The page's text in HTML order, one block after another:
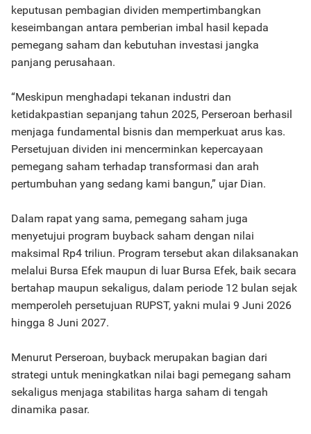
keputusan pembagian dividen mempertimbangkan
keseimbangan antara pemberian imbal hasil kepada
pemegang saham dan kebutuhan investasi jangka
panjang perusahaan.
“Meskipun menghadapi tekanan industri dan
ketidakpastian sepanjang tahun 2025, Perseroan berhasil
menjaga fundamental bisnis dan memperkuat arus kas.
Persetujuan dividen ini mencerminkan kepercayaan
pemegang saham terhadap transformasi dan arah
pertumbuhan yang sedang kami bangun,” ujar Dian.
Dalam rapat yang sama, pemegang saham juga
menyetujui program buyback saham dengan nilai
maksimal Rp4 triliun. Program tersebut akan dilaksanakan
melalui Bursa Efek maupun di luar Bursa Efek, baik secara
bertahap maupun sekaligus, dalam periode 12 bulan sejak
memperoleh persetujuan RUPST, yakni mulai 9 Juni 2026
hingga 8 Juni 2027.
Menurut Perseroan, buyback merupakan bagian dari
strategi untuk meningkatkan nilai bagi pemegang saham
sekaligus menjaga stabilitas harga saham di tengah
dinamika pasar.